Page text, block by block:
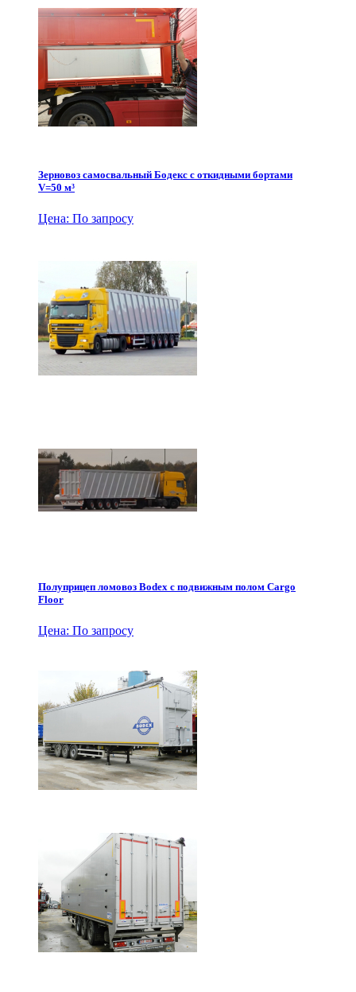
Зерновоз самосвальный Бодекс с откидными бортами
V=50 м³
Цена: По запросу
Полуприцеп ломовоз Bodex с подвижным полом Cargo
Floor
Цена: По запросу